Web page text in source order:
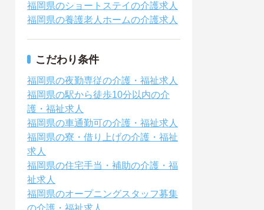
福岡県のショートステイの介護求人
福岡県の養護老人ホームの介護求人
こだわり条件
福岡県の夜勤専従の介護・福祉求人
福岡県の駅から徒歩10分以内の介
護・福祉求人
福岡県の車通勤可の介護・福祉求人
福岡県の寮・借り上げの介護・福祉
求人
福岡県の住宅手当・補助の介護・福
祉求人
福岡県のオープニングスタッフ募集
の介護・福祉求人